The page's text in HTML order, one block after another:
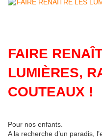
FAIRE
LUMIÈRES,
COUTEAUX !
Pour nos enfants.
A la recherche d’un paradis,